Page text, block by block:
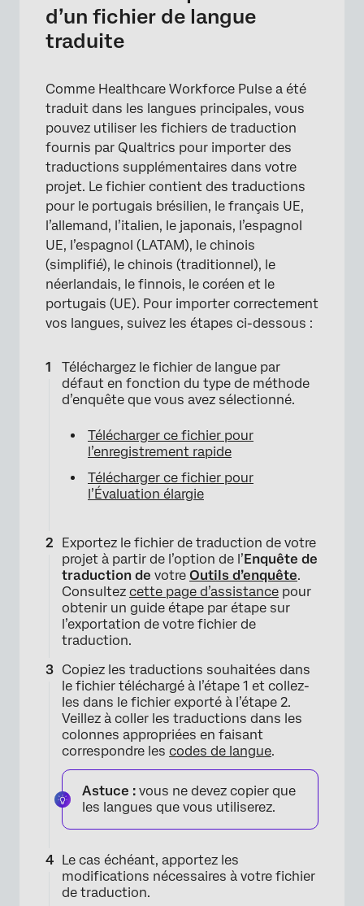
d’un fichier de langue
traduite
Comme Healthcare Workforce Pulse a été
traduit dans les langues principales, vous
pouvez utiliser les fichiers de traduction
fournis par Qualtrics pour importer des
traductions supplémentaires dans votre
projet. Le fichier contient des traductions
pour le portugais brésilien, le français UE,
l’allemand, l’italien, le japonais, l’espagnol
UE, l’espagnol (LATAM), le chinois
(simplifié), le chinois (traditionnel), le
néerlandais, le finnois, le coréen et le
portugais (UE). Pour importer correctement
vos langues, suivez les étapes ci-dessous :
Téléchargez le fichier de langue par
défaut en fonction du type de méthode
d’enquête que vous avez sélectionné.
Télécharger ce fichier pour
l’enregistrement rapide
Télécharger ce fichier pour
l’Évaluation élargie
Exportez le fichier de traduction de votre
projet à partir de l’option de l’Enquête de
traduction de votre Outils d’enquête.
Consultez cette page d’assistance pour
obtenir un guide étape par étape sur
l’exportation de votre fichier de
traduction.
Copiez les traductions souhaitées dans
le fichier téléchargé à l’étape 1 et collez-
les dans le fichier exporté à l’étape 2.
Veillez à coller les traductions dans les
colonnes appropriées en faisant
correspondre les codes de langue.
Astuce : vous ne devez copier que
les langues que vous utiliserez.
Le cas échéant, apportez les
modifications nécessaires à votre fichier
de traduction.